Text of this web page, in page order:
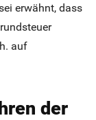
erwähnt, dass
auf
der